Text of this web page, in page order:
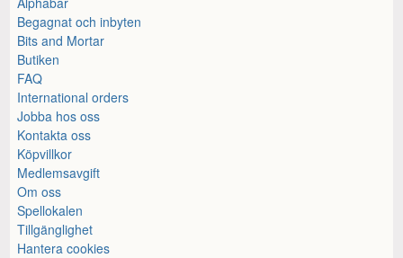
Begagnat och inbyten
Bits and Mortar
Butiken
FAQ
International orders
Jobba hos oss
Kontakta oss
Köpvillkor
Medlemsavgift
Om oss
Spellokalen
Tillgänglighet
Hantera cookies